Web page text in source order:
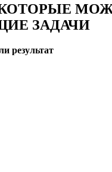
ЗАДАЧИ
результат